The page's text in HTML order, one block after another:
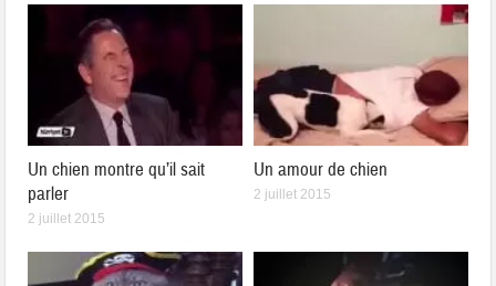
Un chien montre qu’il sait
parler
2 juillet 2015
Un amour de chien
2 juillet 2015